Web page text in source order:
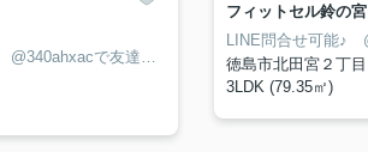
LINE問合せ可能♪ @340ahxacで友達検索して下さい
フィットセル鈴の宮
徳島市北田宮２丁目
3LDK (79.35㎡)